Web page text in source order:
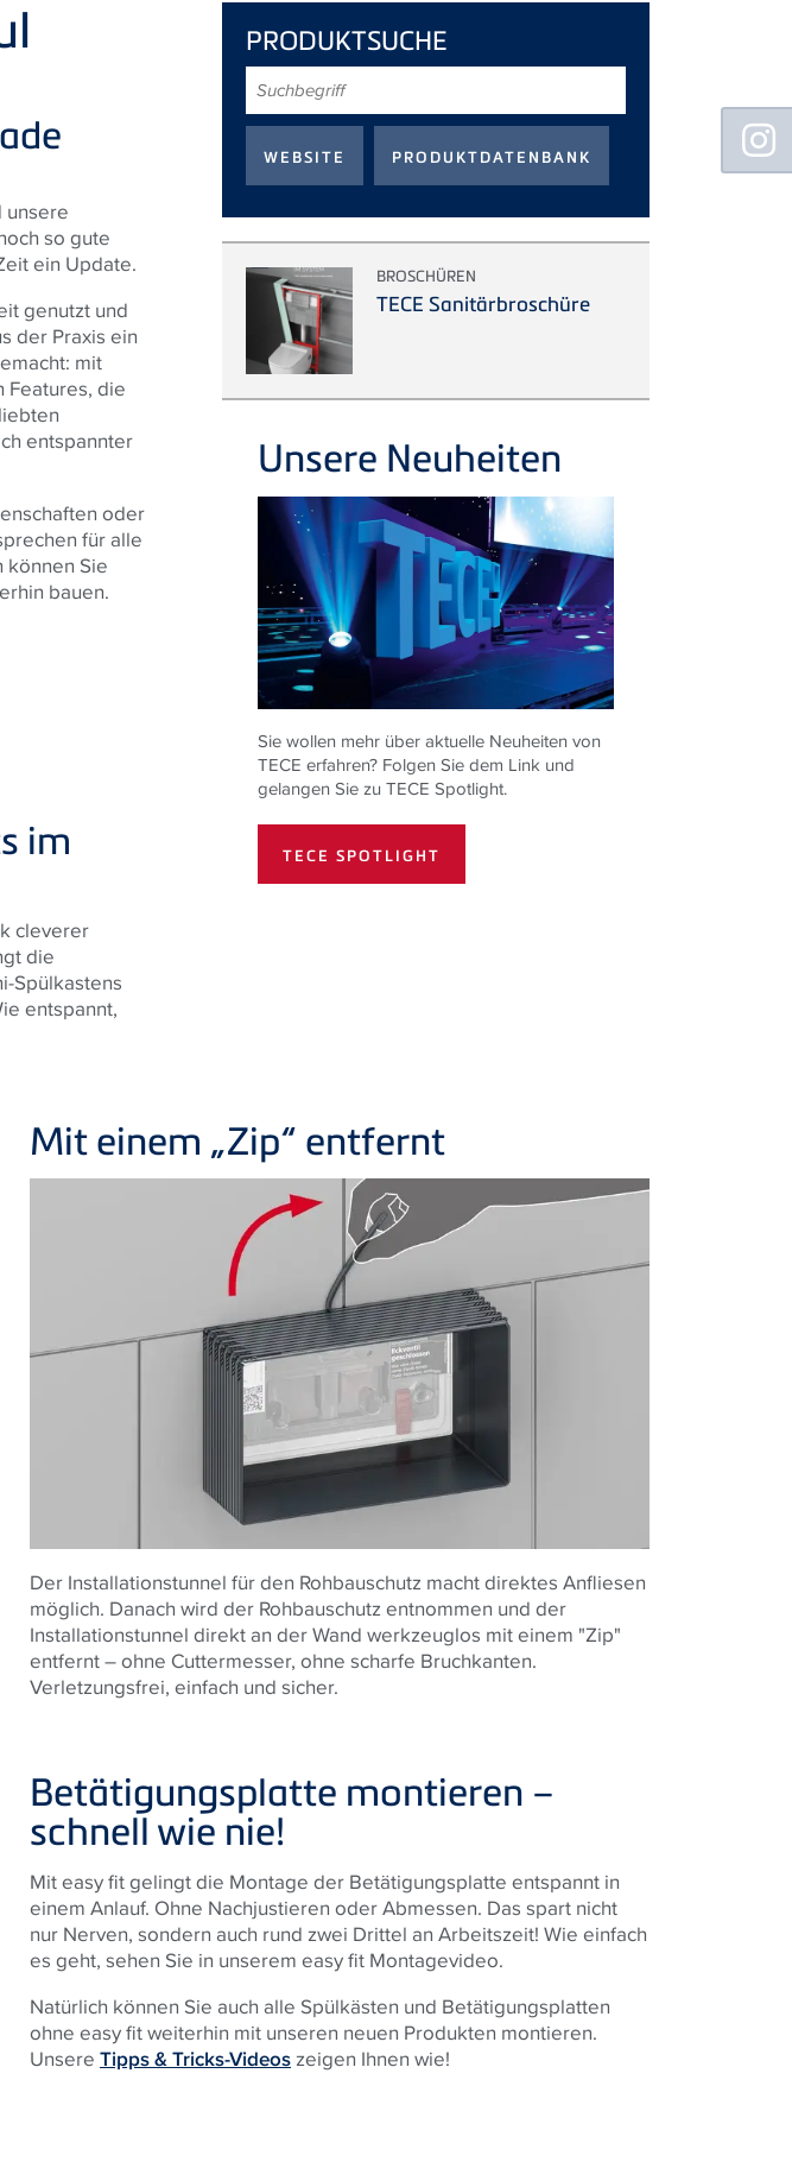
unsere
so gute
ein Update.
genutzt und
der Praxis ein
mit
Features, die
entspannter
oder
für alle
können Sie
bauen.
im
cleverer
die
PRODUKTSUCHE
BROSCHÜREN
TECE Sanitärbroschüre
Unsere Neuheiten
Sie wollen mehr über aktuelle Neuheiten von
TECE erfahren? Folgen Sie dem Link und
gelangen Sie zu TECE Spotlight.
TECE SPOTLIGHT
Mit einem „Zip“ entfernt
Der Installationstunnel für den Rohbauschutz macht direktes Anfliesen
möglich. Danach wird der Rohbauschutz entnommen und der
Installationstunnel direkt an der Wand werkzeuglos mit einem "Zip"
entfernt – ohne Cuttermesser, ohne scharfe Bruchkanten.
Verletzungsfrei, einfach und sicher.
Betätigungsplatte montieren –
schnell wie nie!
Mit easy fit gelingt die Montage der Betätigungsplatte entspannt in
einem Anlauf. Ohne Nachjustieren oder Abmessen. Das spart nicht
nur Nerven, sondern auch rund zwei Drittel an Arbeitszeit! Wie einfach
es geht, sehen Sie in unserem easy fit Montagevideo.
Natürlich können Sie auch alle Spülkästen und Betätigungsplatten
ohne easy fit weiterhin mit unseren neuen Produkten montieren.
Unsere Tipps & Tricks-Videos zeigen Ihnen wie!
Floating